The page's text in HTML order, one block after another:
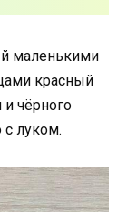
маленькими
красный
чёрного
луком.